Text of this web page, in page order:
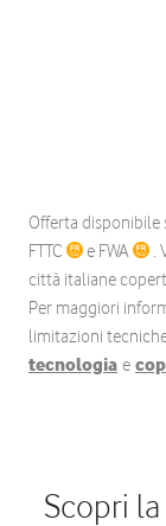
Offerta disponibile
FTTC
e FWA
.
città italiane
Per maggiori
limitazioni
tecnologia e
Scopri